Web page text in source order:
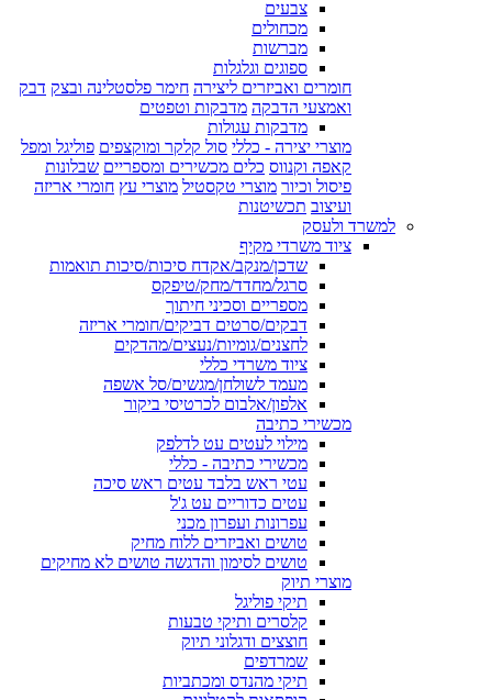
צבעים
מכחולים
מברשות
ספוגים וגלגלות
חומרים ואביזרים ליצירה חימר פלסטלינה ובצק דבק
ואמצעי הדבקה מדבקות וטפטים
מדבקות עגולות
מוצרי יצירה - כללי סול קלקר ומוקצפים פוליגל ומפל
קאפה וקנווס כלים מכשירים ומספריים שבלונות
פיסול וכיור מוצרי טקסטיל מוצרי עץ חומרי אריזה
ועיצוב תכשיטנות
למשרד ולעסק
ציוד משרדי מקיף
שדכן/מנקב/אקדח סיכות/סיכות תואמות
סרגל/מחדד/מחק/טיפקס
מספריים וסכיני חיתוך
דבקים/סרטים דביקים/חומרי אריזה
לחצנים/גומיות/נעצים/מהדקים
ציוד משרדי כללי
מעמד לשולחן/מגשים/סל אשפה
אלפון/אלבום לכרטיסי ביקור
מכשירי כתיבה
מילוי לעטים עט לדלפק
מכשירי כתיבה - כללי
עטי ראש בלבד עטים ראש סיכה
עטים כדוריים עט ג'ל
עפרונות ועפרון מכני
טושים ואביזרים ללוח מחיק
טושים לסימון והדגשה טושים לא מחיקים
מוצרי תיוק
תיקי פוליגל
קלסרים ותיקי טבעות
חוצצים ודגלוני תיוק
שמרדפים
תיקי מהנדס ומכתביות